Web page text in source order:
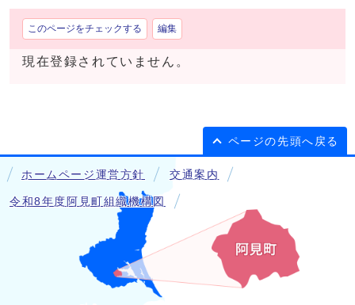
このページをチェックする 編集
現在登録されていません。
ページの先頭へ戻る
ホームページ運営方針 交通案内
令和8年度阿見町組織機構図